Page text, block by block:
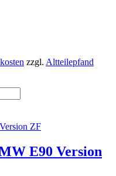
zzgl. Altteilepfand
E90 Version